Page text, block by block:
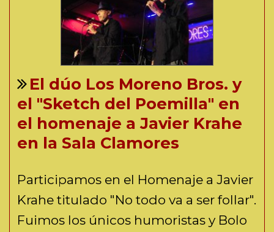
El dúo Los Moreno Bros. y
el "Sketch del Poemilla" en
el homenaje a Javier Krahe
en la Sala Clamores
Participamos en el Homenaje a Javier
Krahe titulado "No todo va a ser follar".
Fuimos los únicos humoristas y Bolo